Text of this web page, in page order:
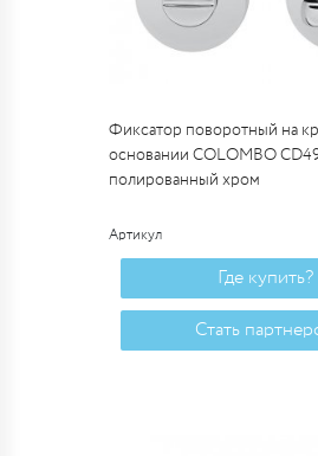
Фиксатор поворотный на
основании COLOMBO
полированный хром
Артикул
Где купить?
Стать